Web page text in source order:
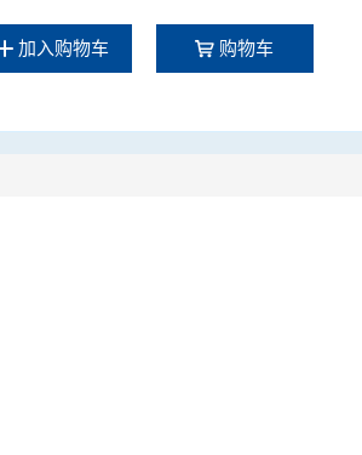
加入购物车 购物车